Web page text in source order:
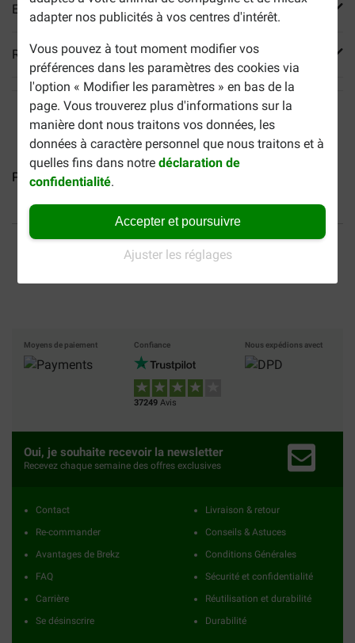
adapter nos publicités à vos centres d'intérêt.
Vous pouvez à tout moment modifier vos
préférences dans les paramètres des cookies via
l'option « Modifier les paramètres » en bas de la
page. Vous trouverez plus d'informations sur la
manière dont nous traitons vos données, les
données à caractère personnel que nous traitons et à
quelles fins dans notredéclaration de
confidentialité.
Accepter et poursuivre
Ajuster les réglages
En savoir plus
Reviews
Prins VitalCare Adult Fit...
Frais de port offerts dès
69 €
Moyens de paiement Confiance
37249 Avis
Nous expédions avect
Oui, je souhaite recevoir la newsletter
Recevez chaque semaine des offres exclusives
Contact
Re-commander
Avantages de Brekz
FAQ
Carrière
Se désinscrire
Livraison & retour
Conseils & Astuces
Conditions Générales
Sécurité et confidentialité
Réutilisation et durabilité
Durabilité